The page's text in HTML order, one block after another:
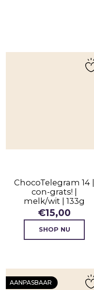
ChocoTelegram 14 |
con-grats! |
melk/wit | 133g
€15,00
SHOP NU
AANPASBAAR